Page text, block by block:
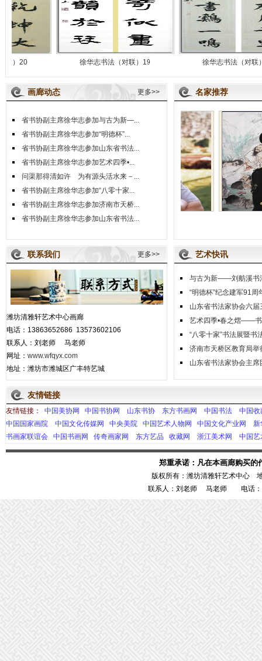
徐华志书法（对联）19 徐华志书法（对联）18
画廊动态 更多>>
省书协副主席徐华志参加与古为新—...
省书协副主席徐华志参加“明德杯”...
省书协副主席徐华志参加山东省书法...
省书协副主席徐华志参加艺术四季•...
问渠那得清如许 为有源头活水来－...
省书协副主席徐华志参加“八零十家...
省书协副主席徐华志参加济南市天桥...
省书协副主席徐华志参加山东省书法...
名家推荐
李有来
联系我们 更多>>
潍坊清雅轩艺术中心画廊
电话：13863652686 13573602106
联系人：刘老师 马老师
网址： www.wfqyx.com
地址：潍坊市潍城区广丰特艺城
艺术快讯
与古为新——刘舫溪书
“明德杯”纪念建军91周
山东省书法家协会六届
艺术四季•春之熠——书
“八零十家”书法展暨书
济南市天桥区教育局举
山东省书法家协会主席
友情链接
友情链接： 中国美协网 中国书协网 山东书协 东方书画网 中国书法
中国收
中国国家画院
中国文化传媒网 中央美院 中国艺术人物网 中国文化产业网
新
书画家联谊会
中国书画网 传奇画家网 东方艺品 收藏网 浙江美术网 中国艺
郑重承诺：凡在本画廊购买的
版权所有：潍坊清雅轩艺术中心
联系人：刘老师 马老师 电话